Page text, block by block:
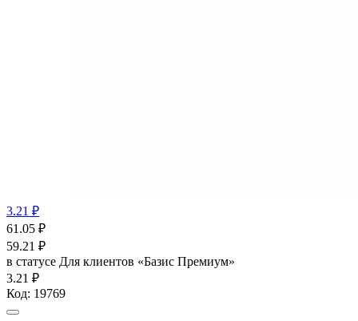
3.21 ₽
61.05 ₽
59.21 ₽
в статусе Для клиентов «Базис Премиум»
3.21 ₽
Код: 19769